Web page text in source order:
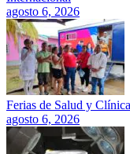
agosto 6, 2026
Ferias de Salud y
agosto 6, 2026